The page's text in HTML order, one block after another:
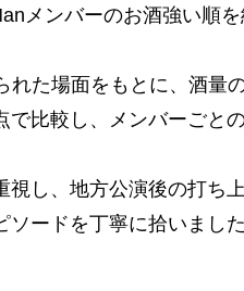
メンバーのお酒強い順
れた場面をもとに、酒量
で比較し、メンバーごと
視し、地方公演後の打ち
ードを丁寧に拾いました